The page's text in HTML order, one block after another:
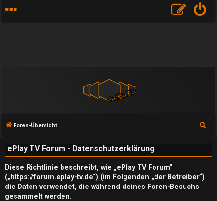
Foren-Übersicht
ePlay TV Forum - Datenschutzerklärung
Diese Richtlinie beschreibt, wie „ePlay TV Forum“
(„https://forum.eplay-tv.de“) (im Folgenden „der Betreiber“)
die Daten verwendet, die während deines Foren-Besuchs
gesammelt werden.